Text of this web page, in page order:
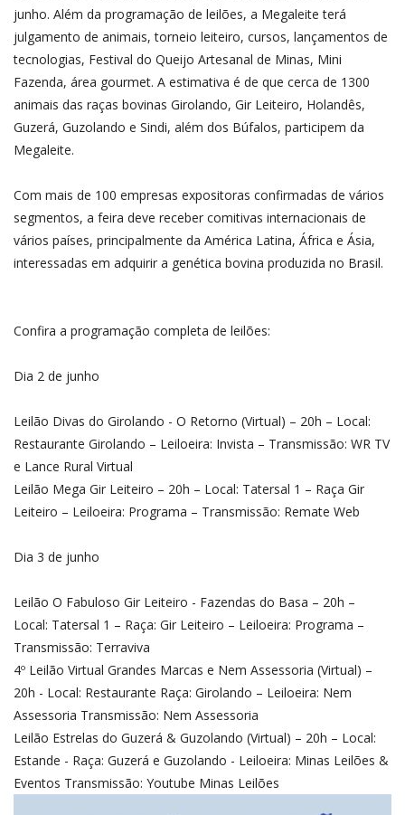
junho. Além da programação de leilões, a Megaleite terá
julgamento de animais, torneio leiteiro, cursos, lançamentos de
tecnologias, Festival do Queijo Artesanal de Minas, Mini
Fazenda, área gourmet. A estimativa é de que cerca de 1300
animais das raças bovinas Girolando, Gir Leiteiro, Holandês,
Guzerá, Guzolando e Sindi, além dos Búfalos, participem da
Megaleite.
Com mais de 100 empresas expositoras confirmadas de vários
segmentos, a feira deve receber comitivas internacionais de
vários países, principalmente da América Latina, África e Ásia,
interessadas em adquirir a genética bovina produzida no Brasil.
Confira a programação completa de leilões:
Dia 2 de junho
Leilão Divas do Girolando - O Retorno (Virtual) – 20h – Local:
Restaurante Girolando – Leiloeira: Invista – Transmissão: WR TV
e Lance Rural Virtual
Leilão Mega Gir Leiteiro – 20h – Local: Tatersal 1 – Raça Gir
Leiteiro – Leiloeira: Programa – Transmissão: Remate Web
Dia 3 de junho
Leilão O Fabuloso Gir Leiteiro - Fazendas do Basa – 20h –
Local: Tatersal 1 – Raça: Gir Leiteiro – Leiloeira: Programa –
Transmissão: Terraviva
4º Leilão Virtual Grandes Marcas e Nem Assessoria (Virtual) –
20h - Local: Restaurante Raça: Girolando – Leiloeira: Nem
Assessoria Transmissão: Nem Assessoria
Leilão Estrelas do Guzerá & Guzolando (Virtual) – 20h – Local:
Estande - Raça: Guzerá e Guzolando - Leiloeira: Minas Leilões &
Eventos Transmissão: Youtube Minas Leilões